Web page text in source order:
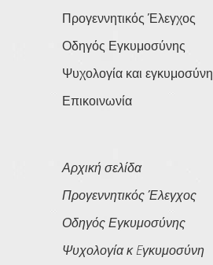
Προγεννητικός Έλεγχος
Οδηγός Εγκυμοσύνης
Ψυχολογία και εγκυμοσύνη
Επικοινωνία
Αρχική σελίδα
Προγεννητικός Έλεγχος
Οδηγός Εγκυμοσύνης
Ψυχολογία κ Eγκυμοσύνη